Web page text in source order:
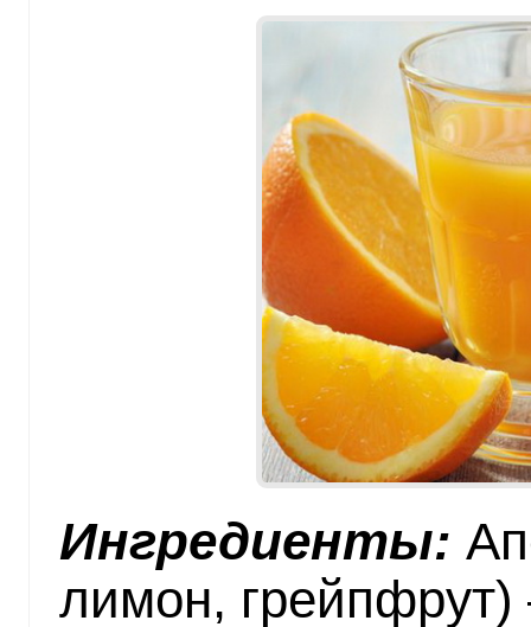
Ингредиенты:
лимон,